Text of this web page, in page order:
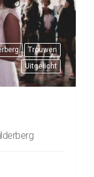
Trouwen
Uitgelicht